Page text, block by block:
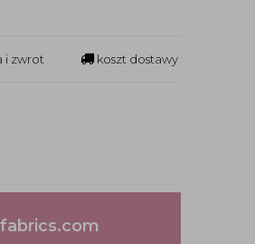
i zwrot koszt dostawy